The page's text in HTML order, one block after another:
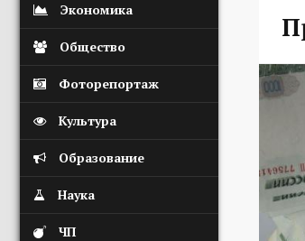
Экономика
Общество
Фоторепортаж
Культура
Образование
Наука
ЧП